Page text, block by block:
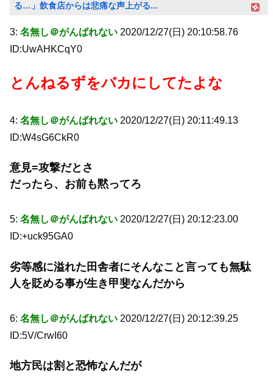
る…」飲食店からは悲痛な声上がる...
3: 名無し＠がんばれない 2020/12/27(日) 20:10:58.76
ID:UwAHKCqY0
とんねるずをバカにしてたよな
4: 名無し＠がんばれない 2020/12/27(日) 20:11:49.13
ID:W4sG6CkR0
意見=攻撃だとさ
だったら、お前も黙ってろ
5: 名無し＠がんばれない 2020/12/27(日) 20:12:23.00
ID:+uck95GA0
劣等感に溢れた田舎者にそんなこと言っても無駄
人を貶める事が生き甲斐なんだから
6: 名無し＠がんばれない 2020/12/27(日) 20:12:39.25
ID:5V/CrwI60
地方民は割と恐怖なんだが